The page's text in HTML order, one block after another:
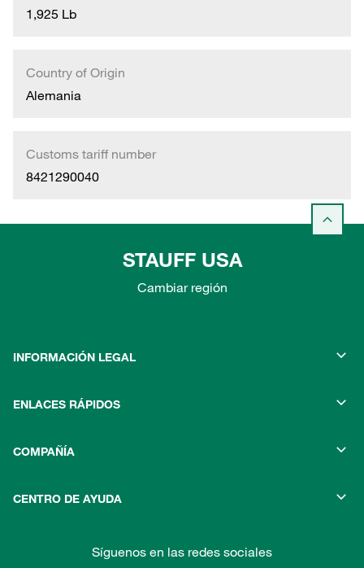
1,925 Lb
Country of Origin
Alemania
Customs tariff number
8421290040
STAUFF USA
Cambiar región
INFORMACIÓN LEGAL
ENLACES RÁPIDOS
COMPAÑÍA
CENTRO DE AYUDA
Síguenos en las redes sociales